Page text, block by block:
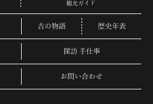
観光ガイド
古の物語 歴史年表
探訪 手仕事
お問い合わせ